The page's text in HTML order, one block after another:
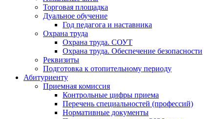
Торговая площадка
Дуальное обучение
Год педагога и наставника
Охрана труда
Охрана труда. СОУТ
Охрана труда. Обеспечение безопасности
Реквизиты
Подготовка к отопительному периоду
Абитуриенту
Приемная комиссия
Контрольные цифры приема
Перечень специальностей (профессий)
Нормативные документы